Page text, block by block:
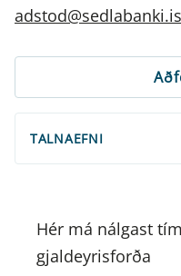
adstod@sedlabanki.is
TALNAEFNI
Hér má nálgast
gjaldeyrisforða